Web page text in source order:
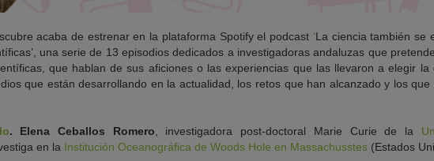
acaba de estrenar en la plataforma Spotifyel podcast ‘La ciencia también se
una serie de 13 episodios dedicados a investigadoras andaluzas que
que hablan de sus aficiones o las experiencias que las llevaron a elegir la
que están desarrollando en la actualidad, los retos que han alcanzado y los
. Elena Ceballos Romero , investigadora post-doctoral Marie Curie de la
en la Institución Oceanográfica de Woods Hole en Massachusstes (Estados